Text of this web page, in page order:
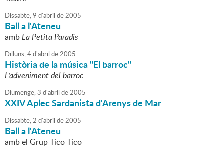
Dissabte,9 d'abril de2005
Ball a l'Ateneu
ambLa Petita Paradis
Dilluns,4d'abril de2005
Història de la música "El barroc"
L'adveniment del barroc
Diumenge,3 d'abril de2005
XXIV Aplec Sardanista d'Arenys de Mar
Dissabte,2 d'abril de2005
Ball a l'Ateneu
amb el Grup Tico Tico